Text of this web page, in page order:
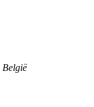
België